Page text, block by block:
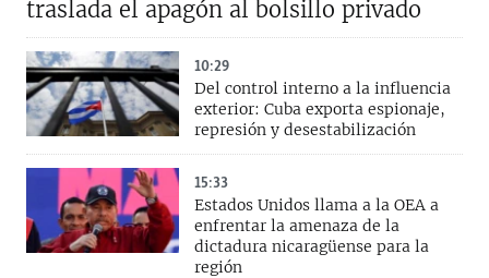
traslada el apagón al bolsillo privado
10:29
Del control interno a la influencia
exterior: Cuba exporta espionaje,
represión y desestabilización
15:33
Estados Unidos llama a la OEA a
enfrentar la amenaza de la
dictadura nicaragüense para la
región